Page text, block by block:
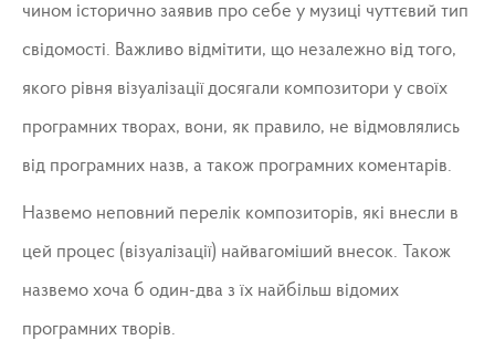
чином історично заявив про себе у музиці чуттєвий тип
свідомості. Важливо відмітити, що незалежно від того,
якого рівня візуалізації досягали композитори у своїх
програмних творах, вони, як правило, не відмовлялись
від програмних назв, а також програмних коментарів.
Назвемо неповний перелік композиторів, які внесли в
цей процес (візуалізації) найвагоміший внесок. Також
назвемо хоча б один-два з їх найбільш відомих
програмних творів.